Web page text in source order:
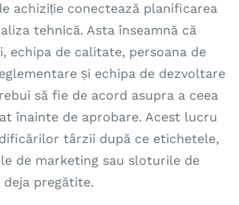
achiziție conectează planificarea
tehnică. Asta înseamnă că
echipa de calitate, persoana de
și echipa de dezvoltare
să fie de acord asupra a ceea
înainte de aprobare. Acest lucru
târzii după ce etichetele,
de marketing sau sloturile de
pregătite.